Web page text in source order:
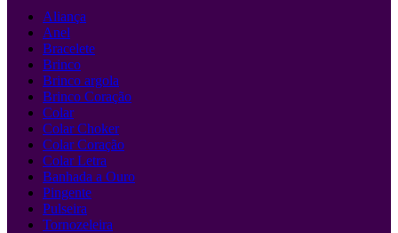
Aliança
Anel
Bracelete
Brinco
Brinco argola
Brinco Coração
Colar
Colar Choker
Colar Coração
Colar Letra
Banhada a Ouro
Pingente
Pulseira
Tornozeleira